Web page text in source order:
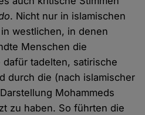
. Nicht nur in islamischen
westlichen, in denen
Menschen die
tadelten, satirische
durch die (nach islamischer
Mohammeds
zu haben. So führten die